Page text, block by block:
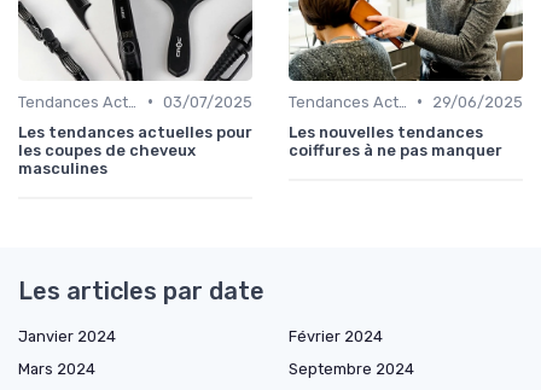
• 03/07/2025
Les tendances actuelles pour
les coupes de cheveux
masculines
•
29/06/2025
Les nouvelles tendances
coiffures à ne pas manquer
Les articles par date
Janvier 2024
Février 2024
Mars 2024
Septembre 2024